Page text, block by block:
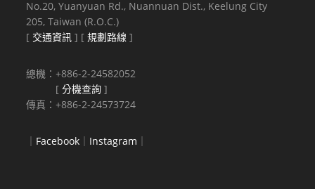
No.20, Yuanyuan Rd., Nuannuan Dist., Keelung City
205, Taiwan (R.O.C.)
[ 交通資訊 ] [規劃路線 ]
總機：+886-2-24582052
[分機查詢 ]
傳真：+886-2-24573724
｜ Facebook ｜ Instagram ｜